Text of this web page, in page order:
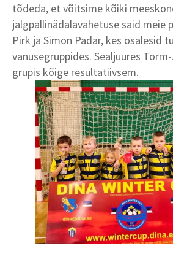
tõdeda, et võitsime kõiki
jalgpallinädalavahetuse said meie
Pirk ja Simon Padar, kes osalesid
vanusegruppides. Sealjuures
grupis kõige resultatiivsem.